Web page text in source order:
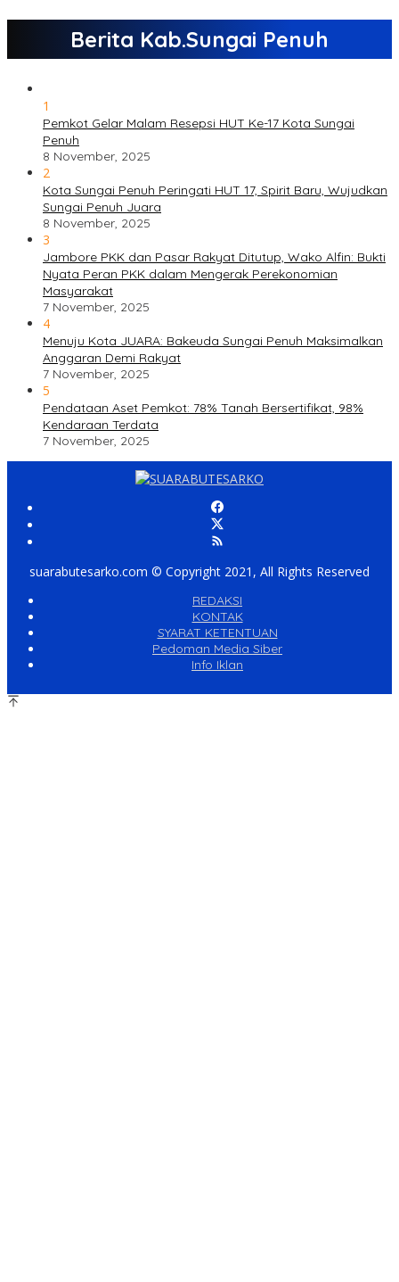
Berita Kab.Sungai Penuh
1
Pemkot Gelar Malam Resepsi HUT Ke-17 Kota Sungai
Penuh
8 November, 2025
2
Kota Sungai Penuh Peringati HUT 17, Spirit Baru, Wujudkan
Sungai Penuh Juara
8 November, 2025
3
Jambore PKK dan Pasar Rakyat Ditutup, Wako Alfin: Bukti
Nyata Peran PKK dalam Mengerak Perekonomian
Masyarakat
7 November, 2025
4
Menuju Kota JUARA: Bakeuda Sungai Penuh Maksimalkan
Anggaran Demi Rakyat
7 November, 2025
5
Pendataan Aset Pemkot: 78% Tanah Bersertifikat, 98%
Kendaraan Terdata
7 November, 2025
suarabutesarko.com © Copyright 2021, All Rights Reserved
REDAKSI
KONTAK
SYARAT KETENTUAN
Pedoman Media Siber
Info Iklan